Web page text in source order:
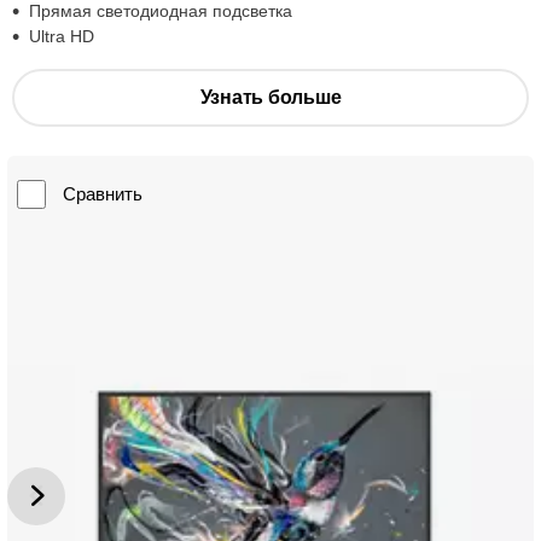
Прямая светодиодная подсветка
Ultra HD
Узнать больше
Сравнить